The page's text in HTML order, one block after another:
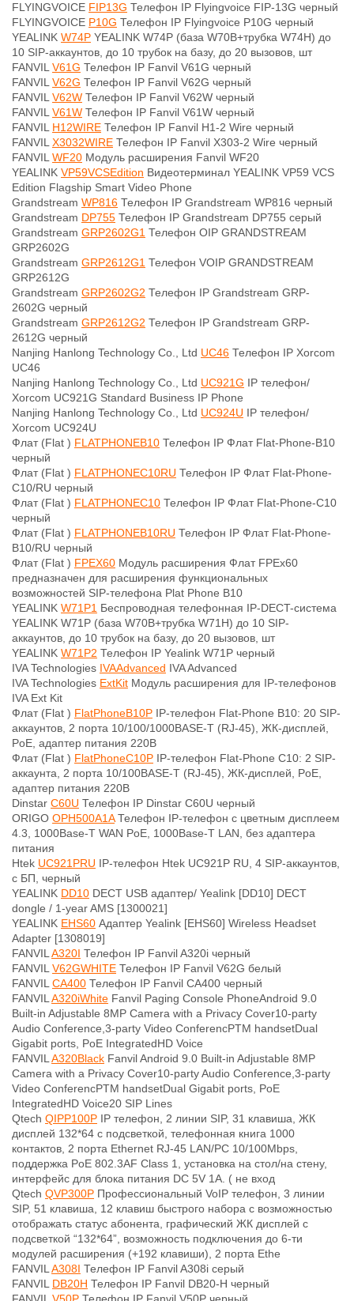
FLYINGVOICE FIP13G Телефон IP Flyingvoice FIP-13G черный
FLYINGVOICE P10G Телефон IP Flyingvoice P10G черный
YEALINK W74P YEALINK W74P (база W70B+трубка W74H) до
10 SIP-аккаунтов, до 10 трубок на базу, до 20 вызовов, шт
FANVILV61G Телефон IP Fanvil V61G черный
FANVILV62G Телефон IP Fanvil V62G черный
FANVILV62W Телефон IP Fanvil V62W черный
FANVILV61W Телефон IP Fanvil V61W черный
FANVIL H12WIRE Телефон IP Fanvil H1-2 Wire черный
FANVILX3032WIRE Телефон IP Fanvil X303-2 Wire черный
FANVILWF20 Модуль расширения Fanvil WF20
YEALINK VP59VCSEdition Видеотерминал YEALINK VP59 VCS
Edition Flagship Smart Video Phone
Grandstream WP816 Телефон IP Grandstream WP816 черный
Grandstream DP755 Телефон IP Grandstream DP755 серый
Grandstream GRP2602G1 Телефон OIP GRANDSTREAM
GRP2602G
Grandstream GRP2612G1 Телефон VOIP GRANDSTREAM
GRP2612G
Grandstream GRP2602G2 Телефон IP Grandstream GRP-
2602G черный
Grandstream GRP2612G2 Телефон IP Grandstream GRP-
2612G черный
Nanjing Hanlong Technology Co., Ltd UC46 Телефон IP Xorcom
UC46
Nanjing Hanlong Technology Co., Ltd UC921G IP телефон/
Xorcom UC921G Standard Business IP Phone
Nanjing Hanlong Technology Co., Ltd UC924U IP телефон/
Xorcom UC924U
Флат (Flat ) FLATPHONEB10 Телефон IP Флат Flat-Phone-B10
черный
Флат (Flat ) FLATPHONEC10RU Телефон IP Флат Flat-Phone-
C10/RU черный
Флат (Flat ) FLATPHONEC10 Телефон IP Флат Flat-Phone-C10
черный
Флат (Flat ) FLATPHONEB10RU Телефон IP Флат Flat-Phone-
B10/RU черный
Флат (Flat ) FPEX60 Модуль расширения Флат FPEx60
предназначен для расширения функциональных
возможностей SIP-телефона Plat Phone B10
YEALINK W71P1 Беспроводная телефонная IP-DECT-система
YEALINK W71P (база W70B+трубка W71H) до 10 SIP-
аккаунтов, до 10 трубок на базу, до 20 вызовов, шт
YEALINK W71P2 Телефон IP Yealink W71P черный
IVA Technologies IVAAdvanced IVA Advanced
IVA Technologies ExtKit Модуль расширения для IP-телефонов
IVA Ext Kit
Флат (Flat ) FlatPhoneB10P IP-телефон Flat-Phone B10: 20 SIP-
аккаунтов, 2 порта 10/100/1000BASE-T (RJ-45), ЖК-дисплей,
PoE, адаптер питания 220В
Флат (Flat ) FlatPhoneC10P IP-телефон Flat-Phone C10: 2 SIP-
аккаунта, 2 порта 10/100BASE-T (RJ-45), ЖК-дисплей, PoE,
адаптер питания 220В
Dinstar C60U Телефон IP Dinstar C60U черный
ORIGO OPH500A1AТелефон IP-телефон с цветным дисплеем
4.3, 1000Base-T WAN PoE, 1000Base-T LAN, без адаптера
питания
Htek UС921PRU IP-телефон Htek UС921P RU, 4 SIP-аккаунтов,
с БП, черный
YEALINK DD10 DECT USB адаптер/ Yealink [DD10] DECT
dongle / 1-year AMS [1300021]
YEALINK EHS60 Адаптер Yealink [EHS60] Wireless Headset
Adapter [1308019]
FANVILA320I Телефон IP Fanvil A320i черный
FANVILV62GWHITE Телефон IP Fanvil V62G белый
FANVILCA400 Телефон IP Fanvil CA400 черный
FANVILA320iWhite Fanvil Paging Console PhoneAndroid 9.0
Built-in Adjustable 8MP Camera with a Privacy Cover10-party
Audio Conference,3-party Video ConferencPTM handsetDual
Gigabit ports, PoE IntegratedHD Voice
FANVILA320Black Fanvil Android 9.0 Built-in Adjustable 8MP
Camera with a Privacy Cover10-party Audio Conference,3-party
Video ConferencPTM handsetDual Gigabit ports, PoE
IntegratedHD Voice20 SIP Lines
Qtech QIPP100P IP телефон, 2 линии SIP, 31 клавиша, ЖК
дисплей 132*64 с подсветкой, телефонная книга 1000
контактов, 2 порта Ethernet RJ-45 LAN/PC 10/100Mbps,
поддержка PoE 802.3AF Class 1, установка на стол/на стену,
интерфейc для блока питания DC 5V 1A. ( не вход
Qtech QVP300P Профессиональный VoIP телефон, 3 линии
SIP, 51 клавиша, 12 клавиш быстрого набора с возможностью
отображать статус абонента, графический ЖК дисплей с
подсветкой “132*64”, возможность подключения до 6-ти
модулей расширения (+192 клавиши), 2 порта Ethe
FANVILA308I Телефон IP Fanvil A308i серый
FANVIL DB20H Телефон IP Fanvil DB20-H черный